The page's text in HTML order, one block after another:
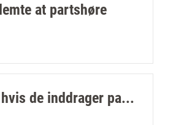
at partshøre
de inddrager pa...